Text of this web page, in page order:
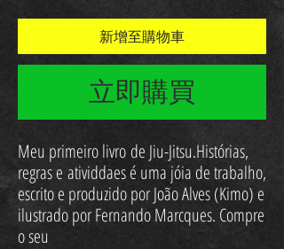
新增至購物車
立即購買
Meu primeiro livro de Jiu-Jitsu.Histórias,
regras e atividdaes é uma jóia de trabalho,
escrito e produzido por João Alves (Kimo) e
ilustrado por Fernando Marcques. Compre
o seu